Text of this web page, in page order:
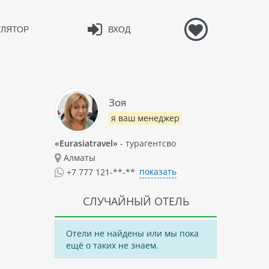
ВХОД
Зоя
я ваш менеджер
«Eurasiatravel» - турагентсво
Алматы
+7 777 121-**-** показать
СЛУЧАЙНЫЙ ОТЕЛЬ
Отели не найдены или мы пока
ещё о таких не знаем.